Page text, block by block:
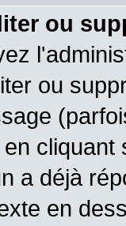
ou
ou
a déjà
en